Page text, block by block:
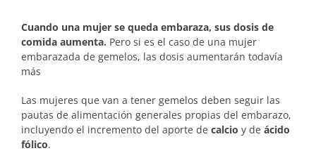
Cuando una mujer se queda embaraza, sus dosis de
comida aumenta. Pero si es el caso de una mujer
embarazada de gemelos, las dosis aumentarán todavía
más
Las mujeres que van a tener gemelos deben seguir las
pautas de alimentación generales propias del embarazo,
incluyendo el incremento del aporte de calcio y de ácido
fólico.